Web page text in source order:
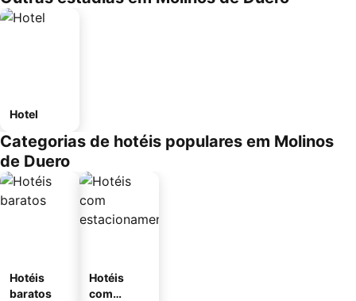
Hotel
Categorias de hotéis populares em Molinos
de Duero
Hotéis
baratos
Hotéis
com